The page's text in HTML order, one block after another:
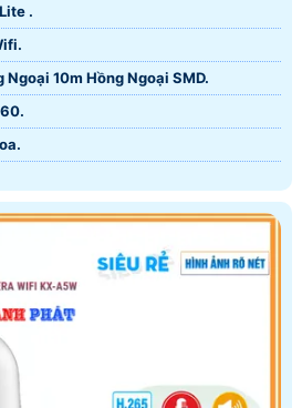
.
Ngoại 10m Hồng Ngoại SMD.